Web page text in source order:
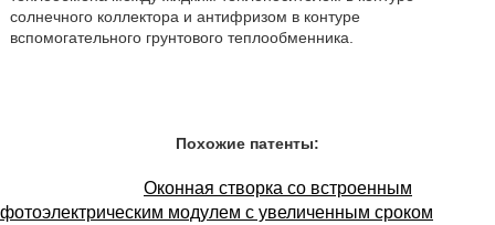
солнечного коллектора и антифризом в контуре
вспомогательного грунтового теплообменника.
Похожие патенты:
Оконная створка со встроенным
фотоэлектрическим модулем с увеличенным сроком